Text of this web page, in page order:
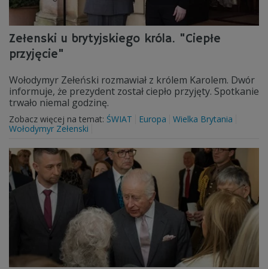
Zełenski u brytyjskiego króla. "Ciepłe
przyjęcie"
Wołodymyr Zełeński rozmawiał z królem Karolem. Dwór
informuje, że prezydent został ciepło przyjęty. Spotkanie
trwało niemal godzinę.
Zobacz więcej na temat: ŚWIAT Europa
Wielka Brytania
Wołodymyr Zełenski